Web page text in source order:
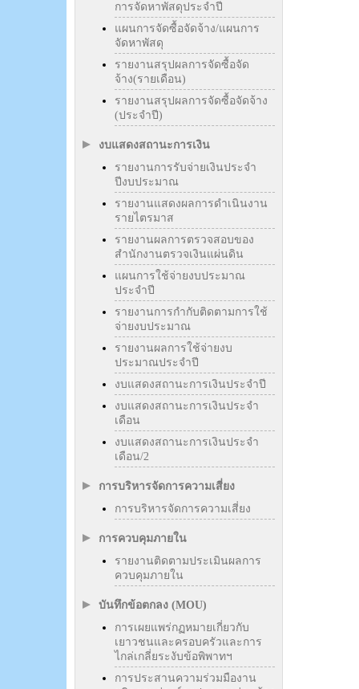
การจัดหาพัสดุประจำปี
แผนการจัดซื้อจัดจ้าง/แผนการ
จัดหาพัสดุ
รายงานสรุปผลการจัดซื้อจัด
จ้าง(รายเดือน)
รายงานสรุปผลการจัดซื้อจัดจ้าง
(ประจำปี)
งบแสดงสถานะการเงิน
รายงานการรับจ่ายเงินประจำ
ปีงบประมาณ
รายงานแสดงผลการดำเนินงาน
รายไตรมาส
รายงานผลการตรวจสอบของ
สำนักงานตรวจเงินแผ่นดิน
แผนการใช้จ่ายงบประมาณ
ประจำปี
รายงานการกำกับติดตามการใช้
จ่ายงบประมาณ
รายงานผลการใช้จ่ายงบ
ประมาณประจำปี
งบแสดงสถานะการเงินประจำปี
งบแสดงสถานะการเงินประจำ
เดือน
งบแสดงสถานะการเงินประจำ
เดือน/2
การบริหารจัดการความเสี่ยง
การบริหารจัดการความเสี่ยง
การควบคุมภายใน
รายงานติดตามประเมินผลการ
ควบคุมภายใน
บันทึกข้อตกลง (MOU)
การเผยแพร่กฏหมายเกี่ยวกับ
เยาวชนและครอบครัวและการ
ไกล่เกลี่ยระงับข้อพิพาทฯ
การประสานความร่วมมืองาน